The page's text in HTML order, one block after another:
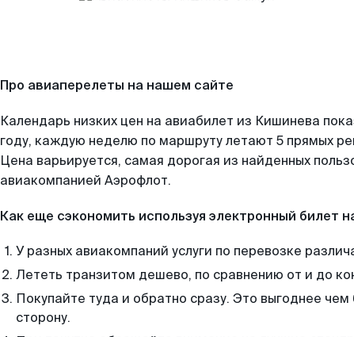
Про авиаперелеты на нашем сайте
Календарь низких цен на авиабилет из Кишинева
году, каждую неделю по маршруту летают 5 прямых
Цена варьируется, самая дорогая из найденных
авиакомпанией Аэрофлот.
Как еще сэкономить используя электронный билет
У разных авиакомпаний услуги по перевозке
Лететь транзитом дешево, по сравнению от и до
Покупайте туда и обратно сразу. Это выгоднее
сторону.